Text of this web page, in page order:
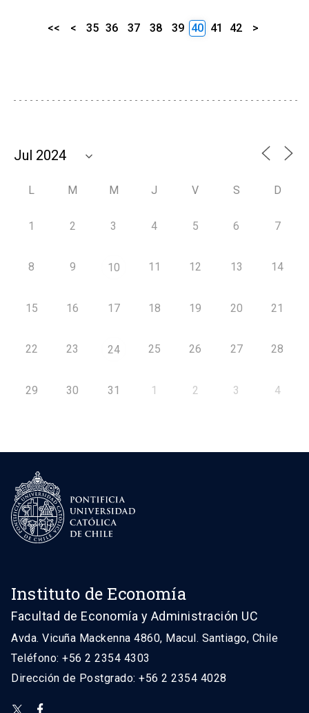
<< < 35 36 37 38 39 40 41 42 >
L M M J V S D
1 2 3 4 5 6 7
8 9 10 11 12 13 14
15 16 17 18 19 20 21
22 23 24 25 26 27 28
29 30 31 1 2 3 4
Instituto de Economía
Facultad de Economía y Administración UC
Avda. Vicuña Mackenna 4860, Macul. Santiago, Chile
Teléfono: +56 2 2354 4303
Dirección de Postgrado: +56 2 2354 4028